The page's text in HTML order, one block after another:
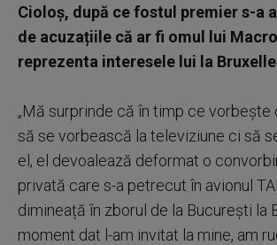
Cioloș, după ce fostul premier s-a
de acuzațiile că ar fi omul lui
reprezenta interesele lui la
„Mă surprinde că în timp ce vorbește
să se vorbească la televiziune ci să
el, el devoalează deformat o
privată care s-a petrecut în avionul
dimineață în zborul de la București la
moment dat l-am invitat la mine, am